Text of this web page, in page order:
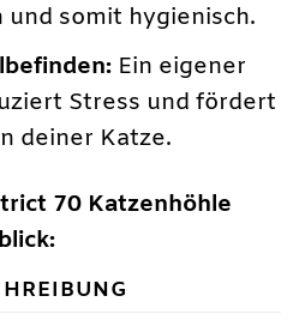
somit hygienisch.
Ein eigener
Stress und fördert
deiner Katze.
70 Katzenhöhle